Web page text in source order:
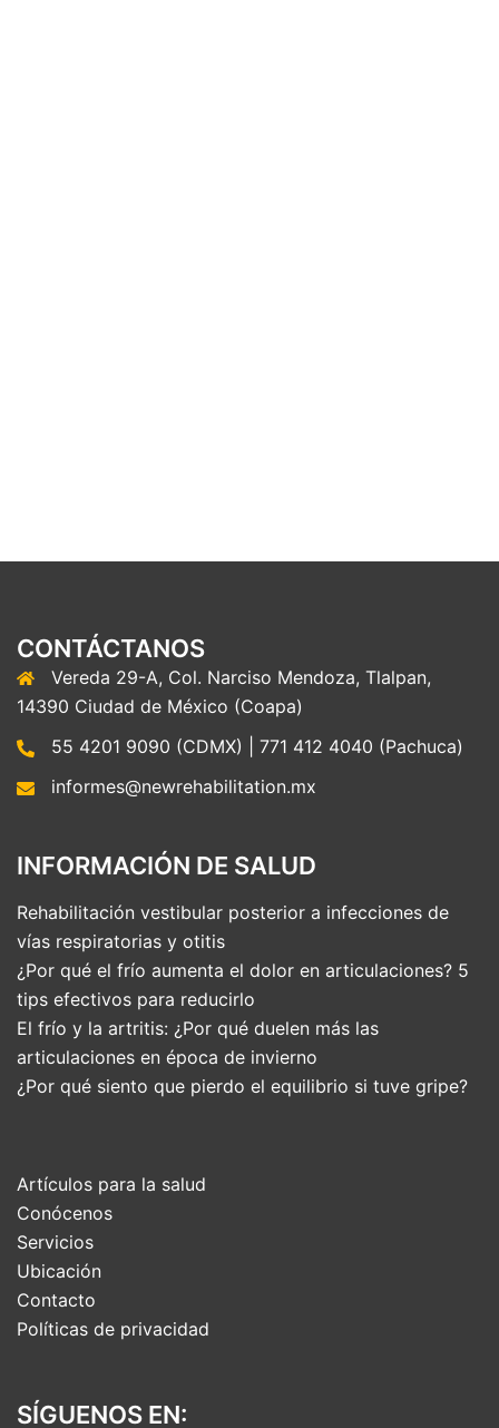
CONTÁCTANOS
Vereda 29-A, Col. Narciso Mendoza, Tlalpan,
14390 Ciudad de México (Coapa)
55 4201 9090 (CDMX) | 771 412 4040 (Pachuca)
informes@newrehabilitation.mx
INFORMACIÓN DE SALUD
Rehabilitación vestibular posterior a infecciones de
vías respiratorias y otitis
¿Por qué el frío aumenta el dolor en articulaciones? 5
tips efectivos para reducirlo
El frío y la artritis: ¿Por qué duelen más las
articulaciones en época de invierno
¿Por qué siento que pierdo el equilibrio si tuve gripe?
Artículos para la salud
Conócenos
Servicios
Ubicación
Contacto
Políticas de privacidad
SÍGUENOS EN: